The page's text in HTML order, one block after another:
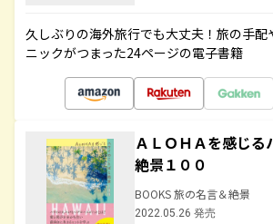
久しぶりの海外旅行でも大丈夫！旅の手配
ニックがつまった24ページの電子書籍
ＡＬＯＨＡを感じる
絶景１００
BOOKS 旅の名言＆絶景
2022.05.26 発売